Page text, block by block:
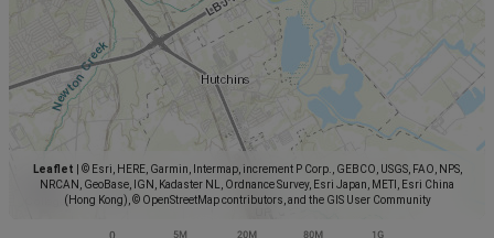
Leaflet
© Esri, HERE, Garmin, Intermap, increment P Corp., GEBCO, USGS, FAO, NPS,
NRCAN, GeoBase, IGN, Kadaster NL, Ordnance Survey, Esri Japan, METI, Esri China
(Hong Kong), © OpenStreetMap contributors, and the GIS User Community